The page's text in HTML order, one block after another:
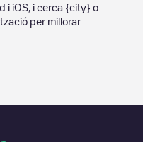
i iOS, i cerca {city} o
per millorar